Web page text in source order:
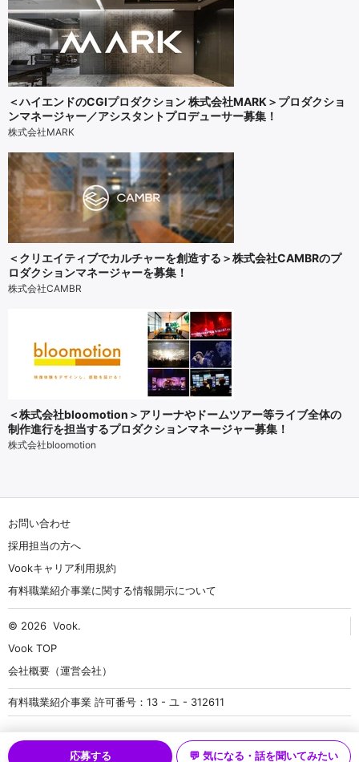
応募する 💬 気になる・話を聞いてみたい
＜ハイエンドのCGIプロダクション 株式会社MARK＞プロダクショ
ンマネージャー／アシスタントプロデューサー募集！
株式会社MARK
＜クリエイティブでカルチャーを創造する＞株式会社CAMBRのプ
ロダクションマネージャーを募集！
株式会社CAMBR
＜株式会社bloomotion＞アリーナやドームツアー等ライブ全体の
制作進行を担当するプロダクションマネージャー募集！
株式会社bloomotion
お問い合わせ
採用担当の方へ
Vookキャリア利用規約
有料職業紹介事業に関する情報開示について
© 2026 Vook.
Vook TOP
会社概要（運営会社）
有料職業紹介事業 許可番号：13 - ユ - 312611